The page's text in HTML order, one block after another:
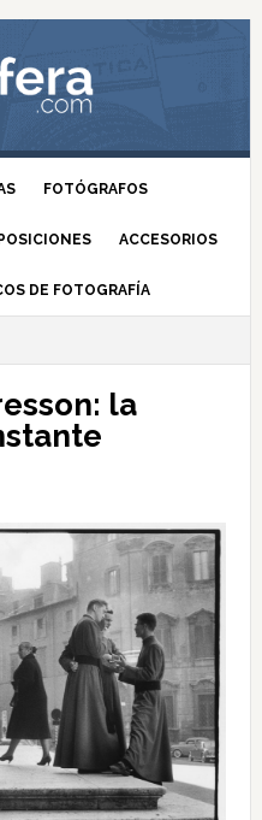
FOTÓGRAFOS
ACCESORIOS
DE FOTOGRAFÍA
la